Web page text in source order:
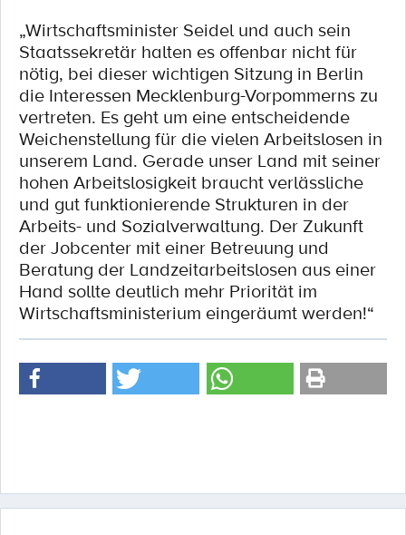
„Wirtschaftsminister Seidel und auch sein
Staatssekretär halten es offenbar nicht für
nötig, bei dieser wichtigen Sitzung in Berlin
die Interessen Mecklenburg-Vorpommerns zu
vertreten. Es geht um eine entscheidende
Weichenstellung für die vielen Arbeitslosen in
unserem Land. Gerade unser Land mit seiner
hohen Arbeitslosigkeit braucht verlässliche
und gut funktionierende Strukturen in der
Arbeits- und Sozialverwaltung. Der Zukunft
der Jobcenter mit einer Betreuung und
Beratung der Landzeitarbeitslosen aus einer
Hand sollte deutlich mehr Priorität im
Wirtschaftsministerium eingeräumt werden!“